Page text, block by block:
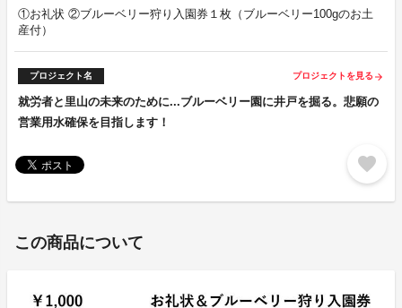
①お礼状 ②ブルーベリー狩り入園券１枚（ブルーベリー100gのお土
産付）
プロジェクト名 プロジェクトを見る arrow_forward
就労者と里山の未来のために...ブルーベリー園に井戸を掘る。悲願の
営業用水確保を目指します！
favorite
この商品について